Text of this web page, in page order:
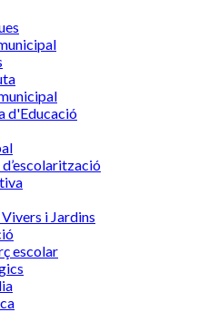
d'Educació
i Jardins
escolar